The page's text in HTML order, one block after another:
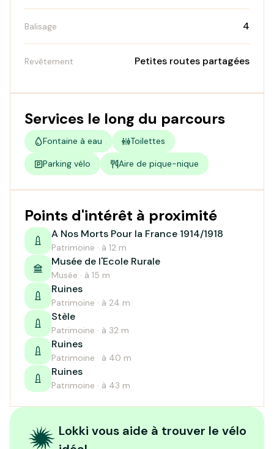
Balisage 4
Revêtement Petites routes partagées
Services le long du parcours
Fontaine à eau Toilettes
Parking vélo Aire de pique-nique
Points d'intérêt à proximité
A Nos Morts Pour la France 1914/1918
Patrimoine · à 12 m
Musée de l'Ecole Rurale
Musée · à 15 m
Ruines
Patrimoine · à 24 m
Stèle
Patrimoine · à 32 m
Ruines
Patrimoine · à 40 m
Ruines
Patrimoine · à 43 m
Lokki vous aide à trouver le vélo